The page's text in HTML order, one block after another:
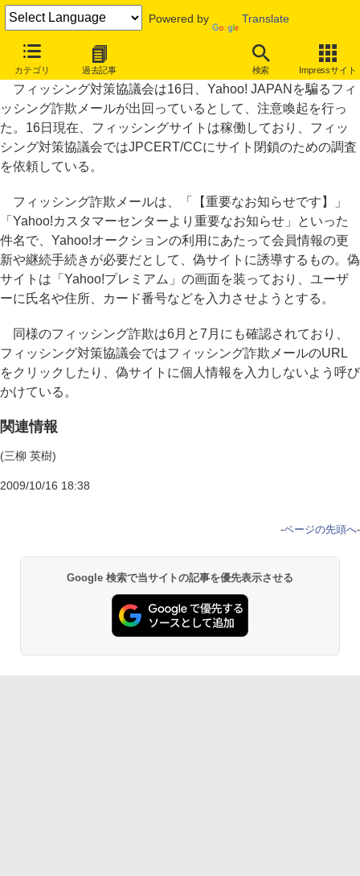
Powered by Translate
カテゴリ 過去記事 検索 Impressサイト
Yahoo! JAPANを騙るフィッシング詐欺メールに注意
フィッシング対策協議会は16日、Yahoo! JAPANを騙るフィ
ッシング詐欺メールが出回っているとして、注意喚起を行っ
た。16日現在、フィッシングサイトは稼働しており、フィッ
シング対策協議会ではJPCERT/CCにサイト閉鎖のための調査
を依頼している。
フィッシング詐欺メールは、「【重要なお知らせです】」
「Yahoo!カスタマーセンターより重要なお知らせ」といった
件名で、Yahoo!オークションの利用にあたって会員情報の更
新や継続手続きが必要だとして、偽サイトに誘導するもの。偽
サイトは「Yahoo!プレミアム」の画面を装っており、ユーザ
ーに氏名や住所、カード番号などを入力させようとする。
同様のフィッシング詐欺は6月と7月にも確認されており、
フィッシング対策協議会ではフィッシング詐欺メールのURL
をクリックしたり、偽サイトに個人情報を入力しないよう呼び
かけている。
関連情報
(三柳 英樹)
2009/10/16 18:38
-ページの先頭へ-
Google 検索で当サイトの記事を優先表示させる